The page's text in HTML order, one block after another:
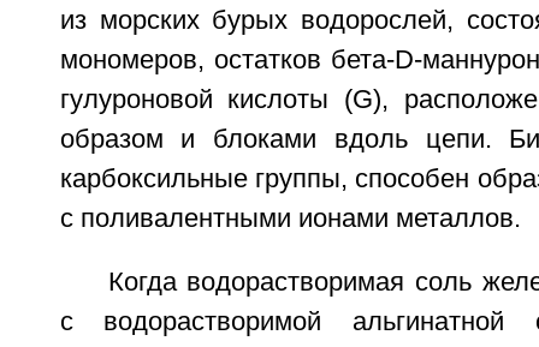
из морских бурых водорослей,
мономеров, остатков бета-D-
гулуроновой кислоты (G),
образом и блоками вдоль цепи.
карбоксильные группы, способен
с поливалентными ионами металлов.
Когда водорастворимая соль
с водорастворимой альгинатной